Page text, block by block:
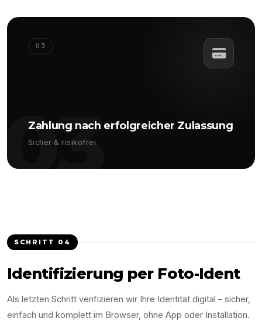
03
03
Zahlung nach erfolgreicher Zulassung
Sicher & risikofrei
SCHRITT 04
Identifizierung per Foto-Ident
Als letzten Schritt verifizieren wir Ihre Identität digital – sicher,
einfach und komplett im Browser, ohne App oder Installation.